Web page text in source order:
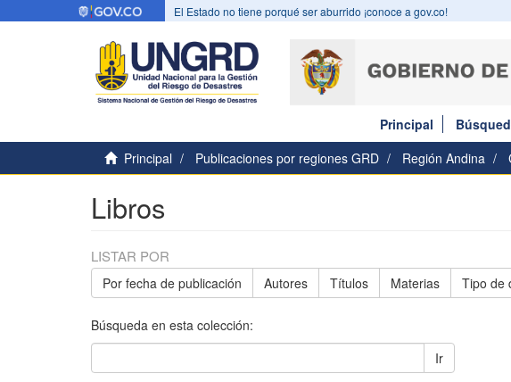
El Estado no tiene porqué ser aburrido ¡conoce a gov.co!
Principal
Principal
Publicaciones por regiones GRD Región Andina
Libros
LISTAR POR
Por fecha de publicación Autores Títulos Materias Tipo de
Búsqueda en esta colección:
Ir